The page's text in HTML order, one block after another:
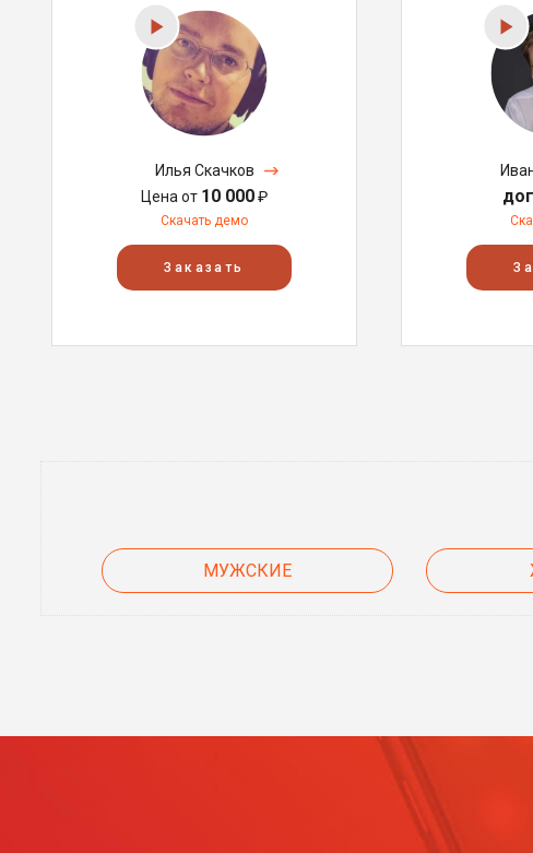
Илья Скачков
Цена от 10 000₽
Скачать демо
Заказать
МУЖСКИЕ